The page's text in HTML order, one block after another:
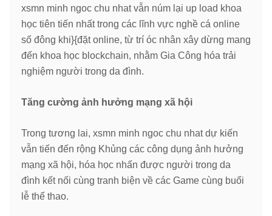
xsmn minh ngoc chu nhat vẫn núm lại up load khoa
học tiên tiến nhất trong các lĩnh vực nghề cá online
số đông khi}{đặt online, từ trí óc nhân xây dừng mang
đến khoa học blockchain, nhằm Gia Công hóa trải
nghiệm người trong da đình.
Tăng cường ảnh hưởng mạng xã hội
Trong tương lai, xsmn minh ngoc chu nhat dự kiến
vẫn tiến đến rộng Khủng các công dụng ảnh hưởng
mạng xã hội, hóa học nhấn được người trong da
đình kết nối cùng tranh biện về các Game cùng buổi
lễ thể thao.